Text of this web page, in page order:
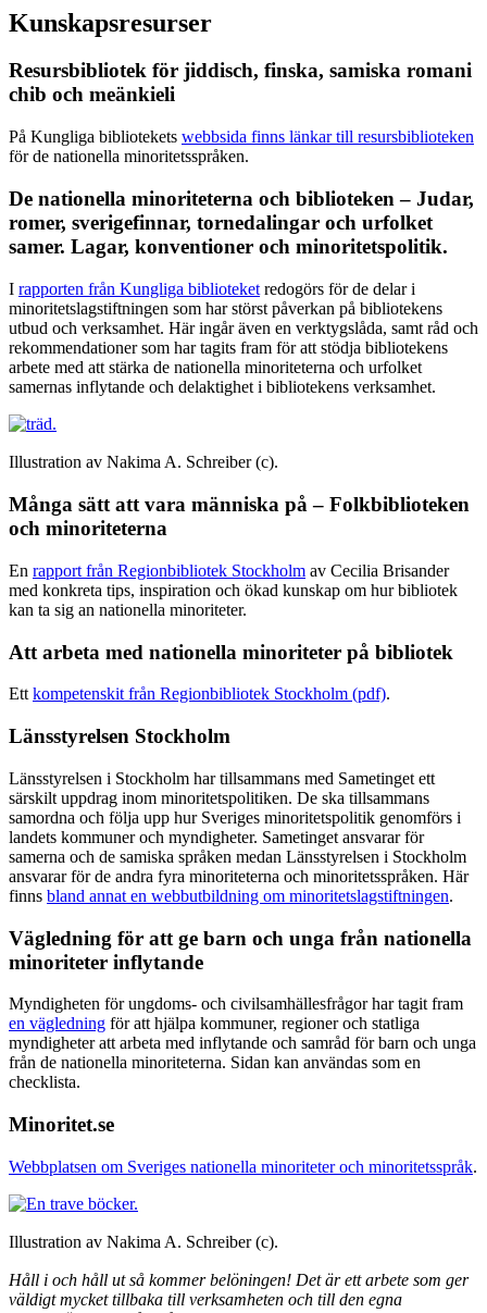
Kunskapsresurser
Resursbibliotek för jiddisch, finska, samiska romani
chib och meänkieli
På Kungliga bibliotekets webbsida finns länkar till resursbiblioteken
för de nationella minoritetsspråken.
De nationella minoriteterna och biblioteken – Judar,
romer, sverigefinnar, tornedalingar och urfolket
samer. Lagar, konventioner och minoritetspolitik.
I rapporten från Kungliga biblioteket redogörs för de delar i
minoritetslagstiftningen som har störst påverkan på bibliotekens
utbud och verksamhet. Här ingår även en verktygslåda, samt råd och
rekommendationer som har tagits fram för att stödja bibliotekens
arbete med att stärka de nationella minoriteterna och urfolket
samernas inflytande och delaktighet i bibliotekens verksamhet.
Illustration av Nakima A. Schreiber (c).
Många sätt att vara människa på – Folkbiblioteken
och minoriteterna
En rapport från Regionbibliotek Stockholm av Cecilia Brisander
med konkreta tips, inspiration och ökad kunskap om hur bibliotek
kan ta sig an nationella minoriteter.
Att arbeta med nationella minoriteter på bibliotek
Ettkompetenskit från Regionbibliotek Stockholm (pdf).
Länsstyrelsen Stockholm
Länsstyrelsen i Stockholm har tillsammans med Sametinget ett
särskilt uppdrag inom minoritetspolitiken. De ska tillsammans
samordna och följa upp hur Sveriges minoritetspolitik genomförs i
landets kommuner och myndigheter. Sametinget ansvarar för
samerna och de samiska språken medan Länsstyrelsen i Stockholm
ansvarar för de andra fyra minoriteterna och minoritetsspråken. Här
finns bland annat en webbutbildning om minoritetslagstiftningen.
Vägledning för att ge barn och unga från nationella
minoriteter inflytande
Myndigheten för ungdoms- och civilsamhällesfrågor har tagit fram
en vägledning för att hjälpa kommuner, regioner och statliga
myndigheter att arbeta med inflytande och samråd för barn och unga
från de nationella minoriteterna. Sidan kan användas som en
checklista.
Minoritet.se
Webbplatsen om Sveriges nationella minoriteter och minoritetsspråk.
Illustration av Nakima A. Schreiber (c).
Håll i och håll ut så kommer belöningen! Det är ett arbete som ger
väldigt myckettillbaka till verksamheten och till den egna